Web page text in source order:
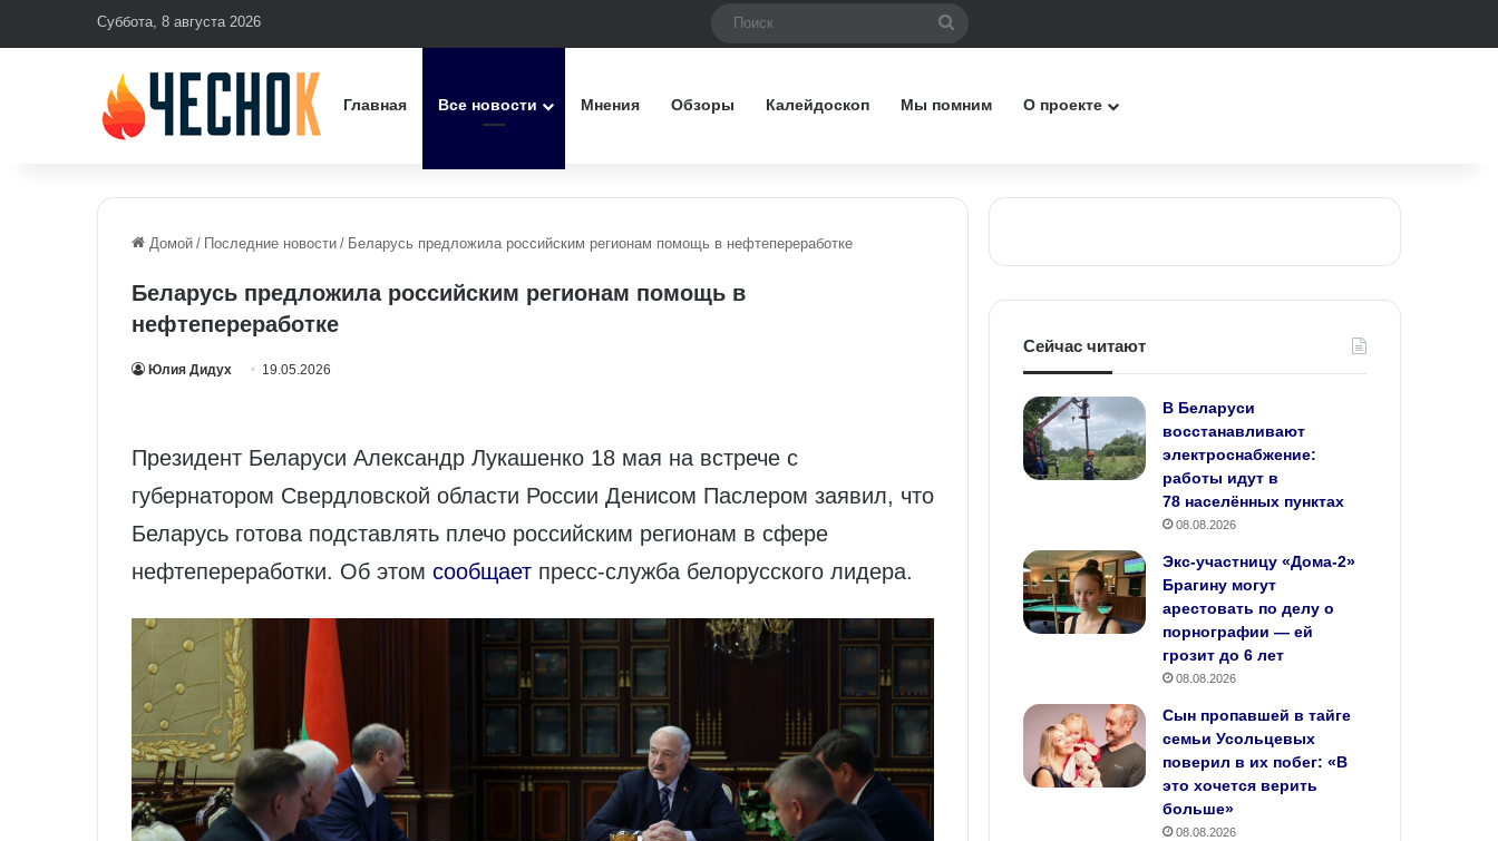
Суббота, 8 августа 2026
Главная Все новости Мнения Обзоры Калейдоскоп Мы помним О проекте
Домой / Последние новости / Беларусь предложила российским регионам помощь в нефтепереработке
Беларусь предложила российским регионам помощь в
нефтепереработке
Юлия Дидух 19.05.2026
Президент Беларуси Александр Лукашенко 18 мая на встрече с
губернатором Свердловской области России Денисом Паслером заявил, что
Беларусь готова подставлять плечо российским регионам в сфере
нефтепереработки. Об этом сообщает пресс-служба белорусского лидера.
Сейчас читают
В Беларуси
восстанавливают
электроснабжение:
работы идут в
78 населённых пунктах
08.08.2026
Экс-участницу «Дома-2»
Брагину могут
арестовать по делу о
порнографии — ей
грозит до 6 лет
08.08.2026
Сын пропавшей в тайге
семьи Усольцевых
поверил в их побег: «В
это хочется верить
больше»
08.08.2026